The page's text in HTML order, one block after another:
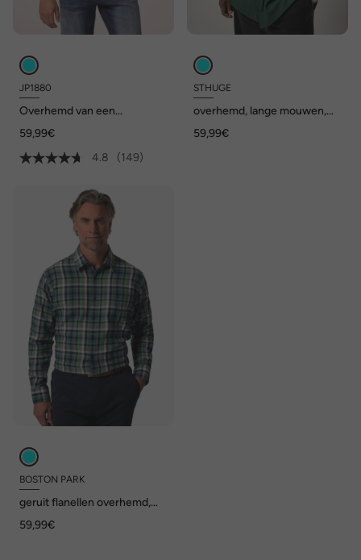
JP1880
Overhemd van een
opstaande kraag, modern fit
59,99€
4.8
(149)
STHUGE
overhemd, lange mouwen,
59,99€
BOSTON PARK
geruit flanellen overhemd,
comfortabele pasvorm, tot
59,99€